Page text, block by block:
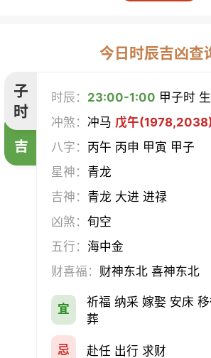
平治道涂 造桥
造仓 修饰垣墙 造船
造畜稠 盖屋
经络 酝酿 造车器
赴任 立券 置产
祭祀 祈福
今日时辰吉凶查
子
时
吉
时辰： 23:00-1:00 甲子时
冲煞：冲马 戊午
八字： 丙午 丙申 甲寅 甲子
星神： 青龙
吉神： 青龙 大进 进禄
凶煞：旬空
五行：海中金
财喜福： 财神东北 喜神东北
宜
祈福 纳采 嫁娶 安床
葬
忌 赴任 出行 求财